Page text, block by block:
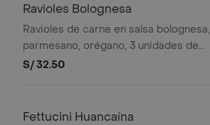
Ravioles Bolognesa
Ravioles de carne en salsa bolognesa,
parmesano, orégano, 3 unidades de
pan al ajo.
S/ 32.50
Fettucini Huancaína